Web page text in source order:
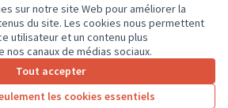
sur notre site Web pour améliorer la
du site. Les cookies nous permettent
utilisateur et un contenu plus
canaux de médias sociaux.
Tout accepter
les cookies essentiels
YouTube